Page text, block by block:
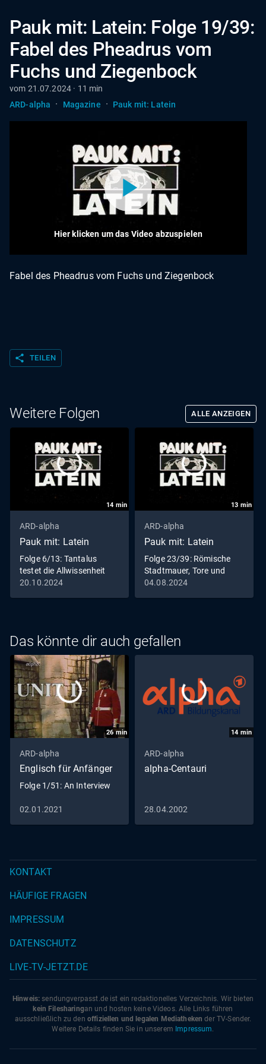
Pauk mit: Latein: Folge 19/39:
Fabel des Pheadrus vom
Fuchs und Ziegenbock
vom 21.07.2024 · 11 min
ARD-alpha
· Magazine · Pauk mit: Latein
Hier klicken um das Video abzuspielen
Fabel des Pheadrus vom Fuchs und Ziegenbock
share TEILEN
Weitere Folgen ALLE ANZEIGEN
14 min
ARD-alpha
Pauk mit: Latein
Folge 6/13: Tantalus
testet die Allwissenheit
der Götter
20.10.2024
13 min
ARD-alpha
Pauk mit: Latein
Folge 23/39: Römische
Stadtmauer, Tore und
Türme
04.08.2024
Das könnte dir auch gefallen
26min
ARD-alpha
Englisch für Anfänger
Folge 1/51: An Interview
02.01.2021
14 min
ARD-alpha
alpha-Centauri
28.04.2002
KONTAKT
HÄUFIGE FRAGEN
IMPRESSUM
DATENSCHUTZ
LIVE-TV-JETZT.DE
Hinweis: sendungverpasst.de ist ein redaktionelles Verzeichnis. Wir bieten
kein Filesharingan und hosten keine Videos. Alle Links führen
ausschließlich zu den offiziellen und legalen Mediatheken der TV-Sender.
Weitere Details finden Sie in unserem Impressum.